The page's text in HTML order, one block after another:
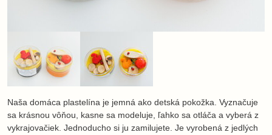
Naša domáca plastelína je jemná ako detská pokožka. Vyznačuje
sa krásnou vôňou, kasne sa modeluje, ľahko sa otláča a vyberá z
vykrajovačiek. Jednoducho si ju zamilujete. Je vyrobená z jedlých